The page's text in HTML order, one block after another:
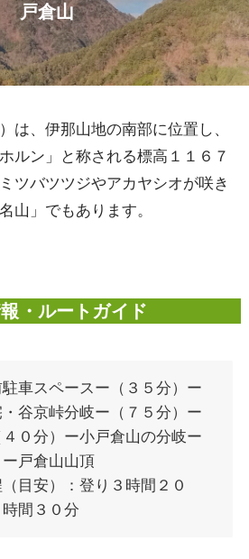
戸倉山
は、伊那山地の南部に位置し、
ルン」と称される標高１１６７
ツバツツジやアカヤシオが咲き
山」でもあります。
・ルートガイド
車スペースー（３５分）ー
谷京峠分岐ー（７５分）ー
０分）ー小戸倉山の分岐ー
ー戸倉山山頂
目安）：登り３時間２０
間３０分